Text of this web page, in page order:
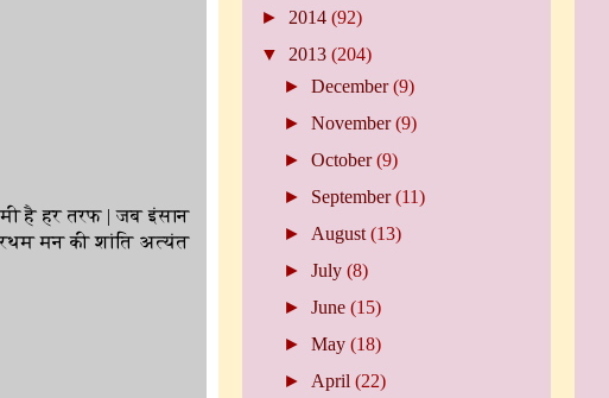
है हर तरफ | जब इंसान
मन की शांति अत्यंत
► 2014 (92)
▼ 2013 (204)
► December(9)
► November(9)
► October(9)
► September(11)
► August (13)
► July (8)
► June (15)
► May (18)
► April (22)